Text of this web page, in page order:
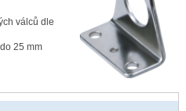
válců dle
25 mm